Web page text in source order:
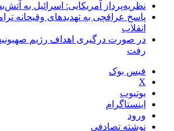
نظریه‌پرداز آمریکایی: اسرائیل به
پاسخ عراقچی به تهدیدهای وقیحانه
انقلاب
در صورت درگیری اهداف رژیم
رفت
فیس بوک
X
یوتیوب
اینستاگرام
ورود
نوشته تصادفی